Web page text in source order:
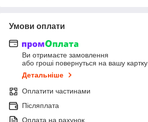
Умови оплати
Ви отримаєте замовлення
або гроші повернуться на вашу картку
Детальніше
Оплатити частинами
Післяплата
Оплата на рахунок